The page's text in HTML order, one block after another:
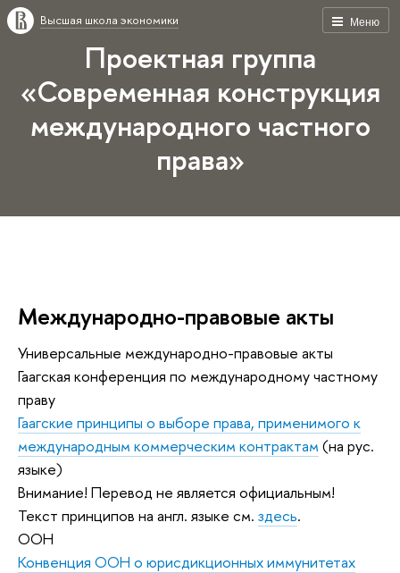
Меню
Высшая школа экономики
Проектная группа
«Современная конструкция
международного частного
права»
Международно-правовые акты
Универсальные международно-правовые акты
Гаагская конференция по международному частному
праву
Гаагские принципы о выборе права, применимого к
международным коммерческим контрактам (на рус.
языке)
Внимание! Перевод не является официальным!
Текст принципов на англ. языке см. здесь.
ООН
Конвенция ООН о юрисдикционных иммунитетах